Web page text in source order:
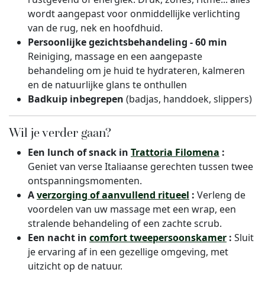
wordt aangepast voor onmiddellijke verlichting
van de rug, nek en hoofdhuid.
Persoonlijke gezichtsbehandeling - 60 min
Reiniging, massage en een aangepaste
behandeling om je huid te hydrateren, kalmeren
en de natuurlijke glans te onthullen
Badkuip inbegrepen (badjas, handdoek, slippers)
Wil je verder gaan?
Een lunch of snack in Trattoria Filomena :
Geniet van verse Italiaanse gerechten tussen twee
ontspanningsmomenten.
Averzorging of aanvullend ritueel : Verleng de
voordelen van uw massage met een wrap, een
stralende behandeling of een zachte scrub.
Een nacht in comfort tweepersoonskamer : Sluit
je ervaring af in een gezellige omgeving, met
uitzicht op de natuur.